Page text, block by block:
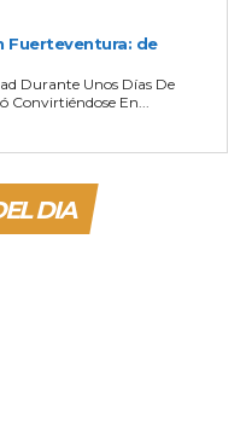
Fuerteventura: de
Durante Unos Días De
Convirtiéndose En...
DIA